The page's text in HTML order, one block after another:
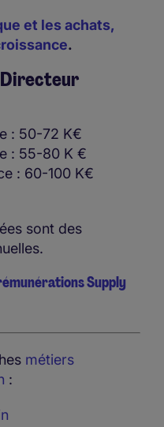
et les achats,
.
Directeur
: 50-72 K€
: 55-80 K €
: 60-100 K€
sont des
Supply
métiers
: